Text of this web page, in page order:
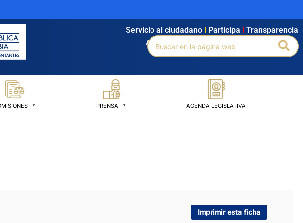
Agendamiento Intranet Búsqueda avanzada
Servicio al ciudadano Participa Transparencia
Buscar
por:
PRENSA AGENDA LEGISLATIVA
Imprimir esta ficha